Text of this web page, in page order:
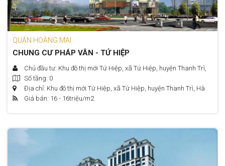
QUẬN HOÀNG MAI
CHUNG CƯ PHÁP VÂN - TỨ HIỆP
Chủ đầu tư: Khu đô thị mới Tứ Hiệp, xã Tứ Hiệp, huyện Thanh Trì,
Hà NộiSố tầng: 0
Địa chỉ: Khu đô thị mới Tứ Hiệp, xã Tứ Hiệp, huyện Thanh Trì, Hà
Nội
Giá bán: 16 - 16triệu/m2